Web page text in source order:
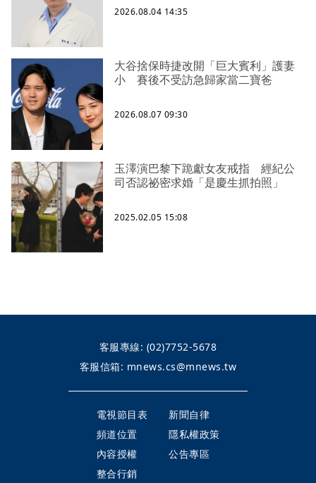
2026.08.04 14:35
大谷捨保時捷改開「巨大賓利」護妻
小 賽後不受訪急歸家當二寶爸
2026.08.07 09:30
玉澤演巴黎下跪獻女友戒指 經紀公
司否認祕密求婚「是慶生抓拍照」
2025.02.05 15:08
客服專線: (02)7752-5678
客服信箱: mnews.cs@mnews.tw
電視節目表
新聞自律
頻道位置
隱私權政策
內容授權
公告專區
整合行銷